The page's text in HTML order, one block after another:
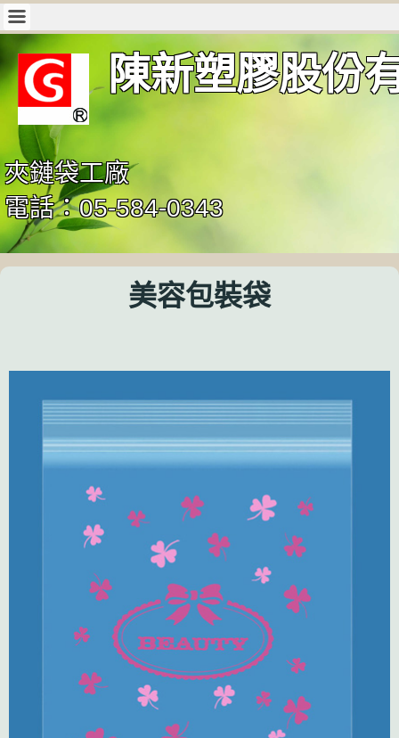
陳新塑膠股份
夾鏈袋工廠
電話：05-584-0343
美容包裝袋